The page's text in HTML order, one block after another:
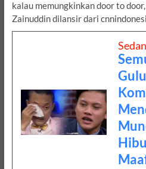
kalau memungkinkan door to
Zainuddin dilansir dari